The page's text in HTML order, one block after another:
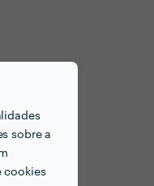
sobre a
cookies